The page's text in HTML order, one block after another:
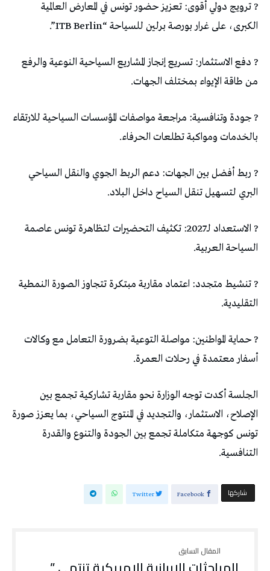
? ترويج دولي أقوى: تعزيز حضور تونس في المعارض العالمية
الكبرى، على غرار بورصة برلين للسياحة “ITB Berlin”.
? دفع الاستثمار: تسريع إنجاز المشاريع السياحية النوعية والرفع
من طاقة الإيواء بمختلف الجهات.
? جودة وتنافسية: مراجعة مواصفات المؤسسات السياحية للارتقاء
بالخدمات ومواكبة تطلعات الحرفاء.
? ربط أفضل بين الجهات: دعم الربط الجوي والنقل السياحي
البري لتسهيل تنقل السياح داخل البلاد.
? الاستعداد لـ2027: تكثيف التحضيرات لتظاهرة تونس عاصمة
السياحة العربية.
? تنشيط متجدد: اعتماد مقاربة مبتكرة تتجاوز الصورة النمطية
التقليدية.
? حماية المواطنين: مواصلة التوعية بضرورة التعامل مع وكالات
أسفار معتمدة في رحلات العمرة.
الجلسة أكدت توجه الوزارة نحو مقاربة تشاركية تجمع بين
الإصلاح، الاستثمار، والتجديد في المنتوج السياحي، بما يعزز صورة
تونس كوجهة متكاملة تجمع بين الجودة والتنوع والقدرة
التنافسية.
‫‫ شاركها‬ Facebook
Twitter